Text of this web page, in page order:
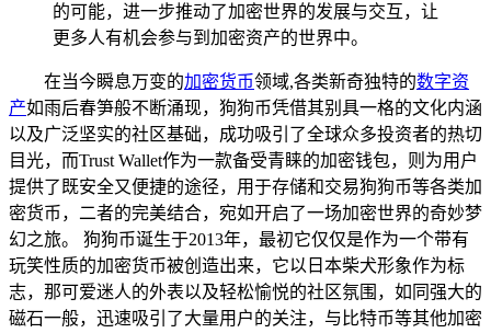
的可能，进一步推动了加密世界的发展与交互，让
更多人有机会参与到加密资产的世界中。
在当今瞬息万变的加密货币领域,各类新奇独特的数字资
产如雨后春笋般不断涌现，狗狗币凭借其别具一格的文化内涵
以及广泛坚实的社区基础，成功吸引了全球众多投资者的热切
目光，而Trust Wallet作为一款备受青睐的加密钱包，则为用户
提供了既安全又便捷的途径，用于存储和交易狗狗币等各类加
密货币，二者的完美结合，宛如开启了一场加密世界的奇妙梦
幻之旅。 狗狗币诞生于2013年，最初它仅仅是作为一个带有
玩笑性质的加密货币被创造出来，它以日本柴犬形象作为标
志，那可爱迷人的外表以及轻松愉悦的社区氛围，如同强大的
磁石一般，迅速吸引了大量用户的关注，与比特币等其他加密